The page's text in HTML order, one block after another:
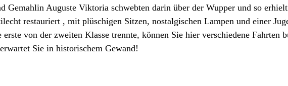
Gemahlin Auguste Viktoria schwebten darin über der Wupper und so
restauriert , mit plüschigen Sitzen, nostalgischen Lampen und einer
von der zweiten Klasse trennte, können Sie hier verschiedene Fahrten
Sie in historischem Gewand!